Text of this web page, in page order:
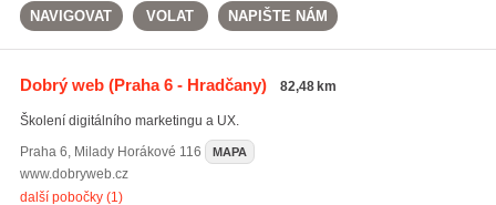
NAVIGOVAT VOLAT NAPIŠTE NÁM
Dobrý web(Praha 6 - Hradčany) 82,48 km
Školení digitálního marketingu a UX.
Praha 6, Milady Horákové 116 MAPA
www.dobryweb.cz
další pobočky (1)